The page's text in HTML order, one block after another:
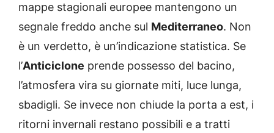
mappe stagionali europee mantengono un
segnale freddo anche sul Mediterraneo. Non
è un verdetto, è un’indicazione statistica. Se
l’Anticiclone prende possesso del bacino,
l’atmosfera vira su giornate miti, luce lunga,
sbadigli. Se invece non chiude la porta a est, i
ritorni invernali restano possibili e a tratti